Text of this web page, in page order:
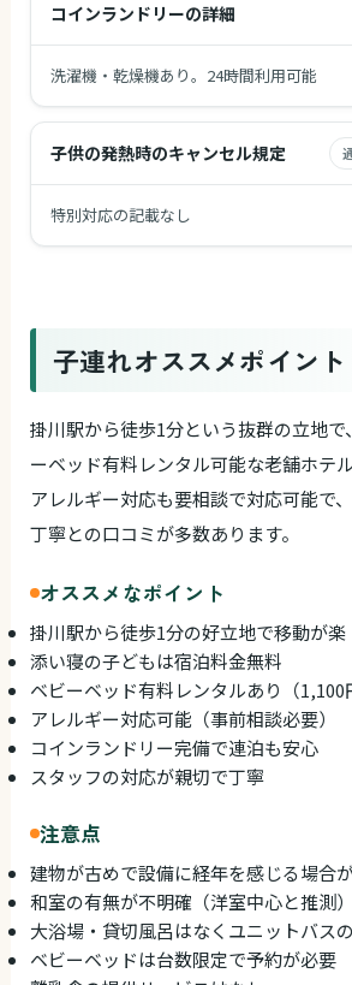
コインランドリーの詳細
洗濯機・乾燥機あり。24時間利用可能
子供の発熱時のキャンセル規定
特別対応の記載なし
子連れオススメポイント
掛川駅から徒歩1分という抜群の立地
ーベッド有料レンタル可能な老舗ホテル
アレルギー対応も要相談で対応可能で
丁寧との口コミが多数あります。
オススメなポイント
掛川駅から徒歩1分の好立地で移動が楽
添い寝の子どもは宿泊料金無料
ベビーベッド有料レンタルあり（1,100
アレルギー対応可能（事前相談必要）
コインランドリー完備で連泊も安心
スタッフの対応が親切で丁寧
注意点
建物が古めで設備に経年を感じる場合
和室の有無が不明確（洋室中心と推測）
大浴場・貸切風呂はなくユニットバス
ベビーベッドは台数限定で予約が必要